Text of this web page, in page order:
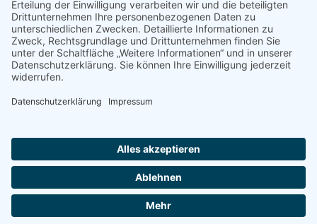
Freitag
10:00 - 14:00
Mittwoch
geschlossen
Diese E-Mail-Adresse ist vor Spambots geschützt! Zur Anzeige
muss JavaScript eingeschaltet sein.
+49 7531 66105
Impressum